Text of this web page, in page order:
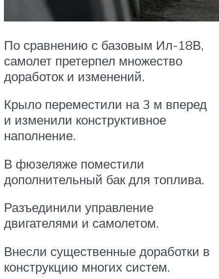
По сравнению с базовым Ил-18В,
самолет претерпел множество
доработок и изменений.
Крыло переместили на 3 м вперед
и изменили конструктивное
наполнение.
В фюзеляже поместили
дополнительный бак для топлива.
Разъединили управление
двигателями и самолетом.
Внесли существенные доработки в
конструкцию многих систем.